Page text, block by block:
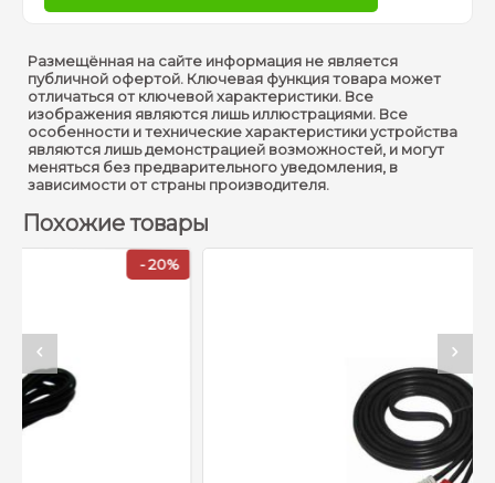
Размещённая на сайте информация не является
публичной офертой. Ключевая функция товара может
отличаться от ключевой характеристики. Все
изображения являются лишь иллюстрациями. Все
особенности и технические характеристики устройства
являются лишь демонстрацией возможностей, и могут
меняться без предварительного уведомления, в
зависимости от страны производителя.
Похожие товары